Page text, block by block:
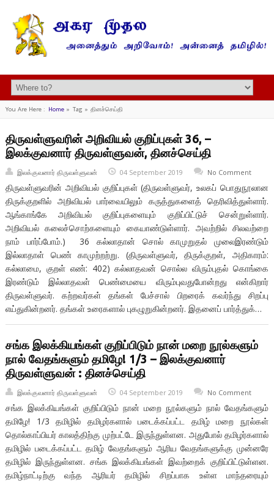
You Are Here : Home» Tag » தினச்செய்தி
திருவள்ளுவரின் அறிவியல் குறிப்புகள் 36, –
இலக்குவனார் திருவள்ளுவன், தினச்செய்தி
இலக்குவனார் திருவள்ளுவன் 04 September 2019 No Comment
திருவள்ளுவரின் அறிவியல் குறிப்புகள் (திருவள்ளுவர், உலகப் பொதுநூலான
திருக்குறளில் அறிவியல் பார்வையிலும் கருத்துகளைத் தெரிவித்துள்ளார்.
ஆங்காங்கே அறிவியல் குறிப்புகளையும் குறிப்பிட்டுச் சென்றுள்ளார்.
அறிவியல் கலைச்சொற்களையும் கையாண்டுள்ளார். அவற்றில் சிலவற்றை
நாம் பார்ப்போம்.) 36 கல்லாதான் சொல் காமுறுதல் முலைஇரண்டும்
இல்லாதாள் பெண் காமுற்றற்று. (திருவள்ளுவர், திருக்குறள், அதிகாரம்:
கல்லாமை, குறள் எண்: 402) கல்லாதவன் சொல்ல விரும்புதல் கொங்கை
இரண்டும் இல்லாதவள் பெண்மையை விரும்புவதுபோன்றது என்கிறார்
திருவள்ளுவர். கற்றவர்கள் தங்கள் பேச்சால் பிறரைக் கவர்ந்து சிறப்பு
எய்துகின்றனர். தங்கள் உரைகளால் புகழுறுகின்றனர். இதனைப் பார்த்துக்…
சங்க இலக்கியங்கள் குறிப்பிடும் நான் மறை நூல்களும்
நால் வேதங்களும் தமிழே! 1/3 – இலக்குவனார்
திருவள்ளுவன் : தினச்செய்தி
இலக்குவனார் திருவள்ளுவன் 04 September 2019 No Comment
சங்க இலக்கியங்கள் குறிப்பிடும் நான் மறை நூல்களும் நால் வேதங்களும்
தமிழே! 1/3 தமிழில் தமிழர்களால் படைக்கப்பட்ட தமிழ் மறை நூல்கள்
தொல்காப்பியர் காலத்திற்கு முற்பட்டே இருந்துள்ளன. அதுபோல் தமிழர்களால்
தமிழில் படைக்கப்பட்ட தமிழ் வேதங்களும் ஆரிய வேதங்களுக்கு முன்னரே
தமிழில் இருந்துள்ளன. சங்க இலக்கியங்கள் இவற்றைக் குறிப்பிட்டுள்ளன.
தமிழ்நாட்டிற்கு வந்த ஆரியர் தமிழில் சிறப்பாக உள்ள மாந்தரையும்